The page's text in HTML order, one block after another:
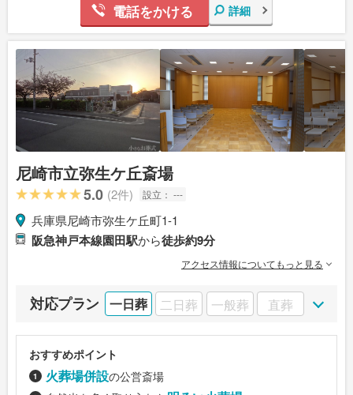
電話をかける 詳細
尼崎市立弥生ケ丘斎場
5.0 (2件) 設立： ---
兵庫県尼崎市弥生ケ丘町1-1
阪急神戸本線園田駅から徒歩約9分
アクセス情報についてもっと見る
対応プラン 一日葬 二日葬 一般葬 直葬
おすすめポイント
火葬場併設の公営斎場